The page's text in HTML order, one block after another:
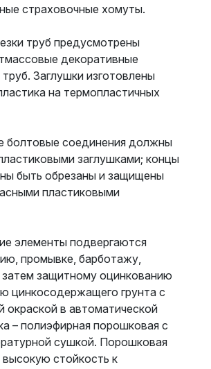
страховочные хомуты.
труб предусмотрены
декоративные
Заглушки изготовлены
на термопластичных
болтовые соединения должны
заглушками; концы
быть обрезаны и защищены
пластиковыми
элементы подвергаются
промывке, барботажу,
защитному оцинкованию
цинкосодержащего грунта с
в автоматической
– полиэфирная порошковая с
сушкой. Порошковая
высокую стойкость к